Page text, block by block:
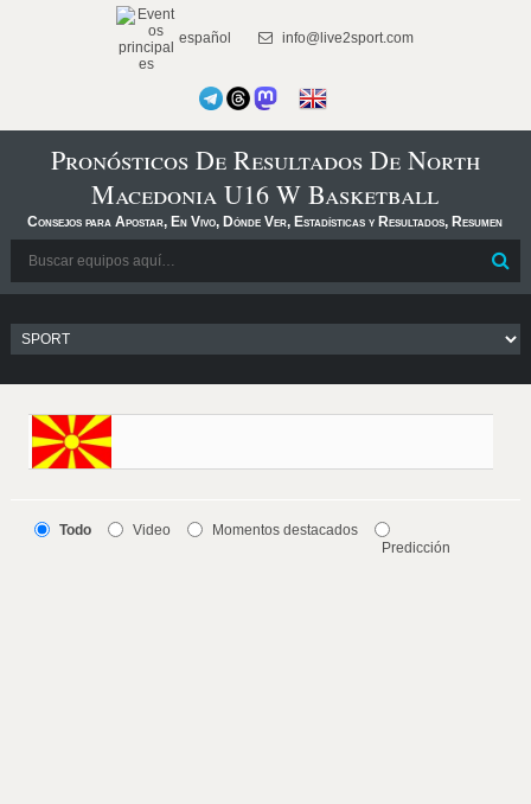
español info@live2sport.com
Pronósticos De Resultados De North
Macedonia U16 W Basketball
Consejos para Apostar, En Vivo, Dónde Ver, Estadísticas y Resultados, Resumen
Todo Video
Momentos destacados
Predicción